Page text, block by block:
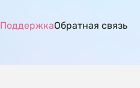
ПоддержкаОбратная связь